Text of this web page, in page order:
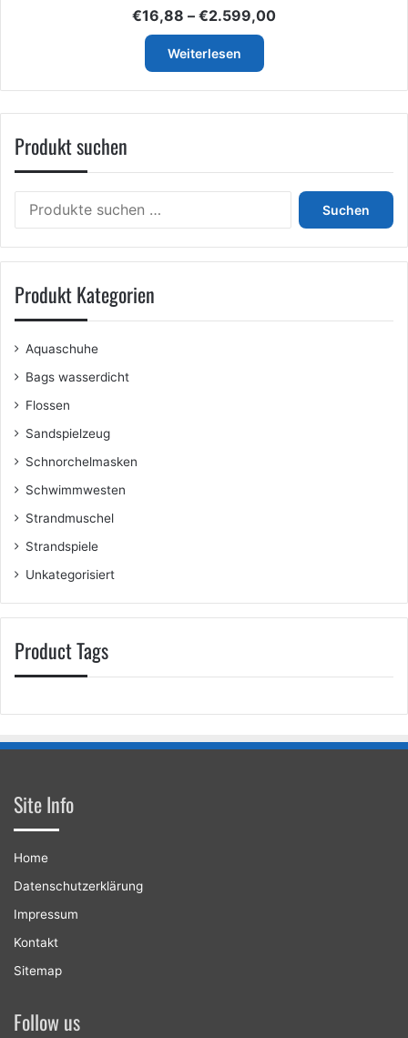
€16,88 – €2.599,00Preisspanne:
Weiterlesen
Produkt suchen
nach:
Suchen
Produkt Kategorien
Aquaschuhe
Bags wasserdicht
Flossen
Sandspielzeug
Schnorchelmasken
Schwimmwesten
Strandmuschel
Strandspiele
Unkategorisiert
Product Tags
Site Info
Home
Datenschutzerklärung
Impressum
Kontakt
Sitemap
Follow us